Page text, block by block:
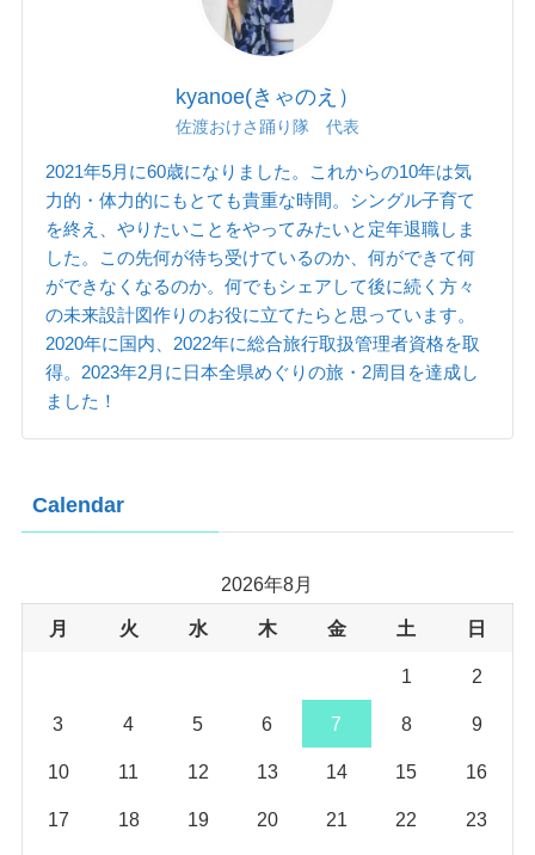
kyanoe(きゃのえ）
佐渡おけさ踊り隊 代表
2021年5月に60歳になりました。これからの10年は気
力的・体力的にもとても貴重な時間。シングル子育て
を終え、やりたいことをやってみたいと定年退職しま
した。この先何が待ち受けているのか、何ができて何
ができなくなるのか。何でもシェアして後に続く方々
の未来設計図作りのお役に立てたらと思っています。
2020年に国内、2022年に総合旅行取扱管理者資格を取
得。2023年2月に日本全県めぐりの旅・2周目を達成し
ました！
Calendar
2026年8月
月 火 水 木 金 土 日
1 2
3 4 5 6 7 8 9
10 11 12 13 14 15 16
17 18 19 20 21 22 23